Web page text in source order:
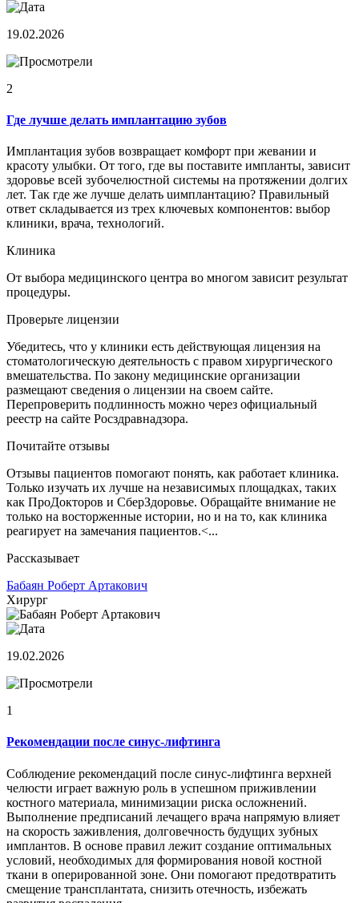
19.02.2026
2
Где лучше делать имплантацию зубов
Имплантация зубов возвращает комфорт при жевании и
красоту улыбки. От того, где вы поставите импланты, зависит
здоровье всей зубочелюстной системы на протяжении долгих
лет. Так где же лучше делать uимплантацию? Правильный
ответ складывается из трех ключевых компонентов: выбор
клиники, врача, технологий.
Клиника
От выбора медицинского центра во многом зависит результат
процедуры.
Проверьте лицензии
Убедитесь, что у клиники есть действующая лицензия на
стоматологическую деятельность с правом хирургического
вмешательства. По закону медицинские организации
размещают сведения о лицензии на своем сайте.
Перепроверить подлинность можно через официальный
реестр на сайте Росздравнадзора.
Почитайте отзывы
Отзывы пациентов помогают понять, как работает клиника.
Только изучать их лучше на независимых площадках, таких
как ПроДокторов и СберЗдоровье. Обращайте внимание не
только на восторженные истории, но и на то, как клиника
реагирует на замечания пациентов.<...
Рассказывает
Бабаян Роберт Артакович
Хирург
19.02.2026
1
Рекомендации после синус-лифтинга
Соблюдение рекомендаций после синус-лифтинга верхней
челюсти играет важную роль в успешном приживлении
костного материала, минимизации риска осложнений.
Выполнение предписаний лечащего врача напрямую влияет
на скорость заживления, долговечность будущих зубных
имплантов. В основе правил лежит создание оптимальных
условий, необходимых для формирования новой костной
ткани в оперированной зоне. Они помогают предотвратить
смещение трансплантата, снизить отечность, избежать